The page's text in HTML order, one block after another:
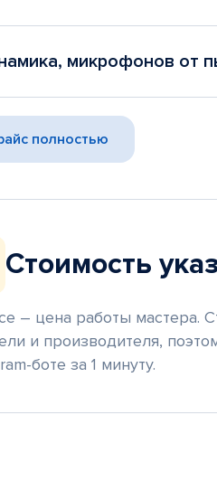
микрофонов от
полностью
Стоимость
– цена работы мастера.
и производителя,
боте за 1 минуту.